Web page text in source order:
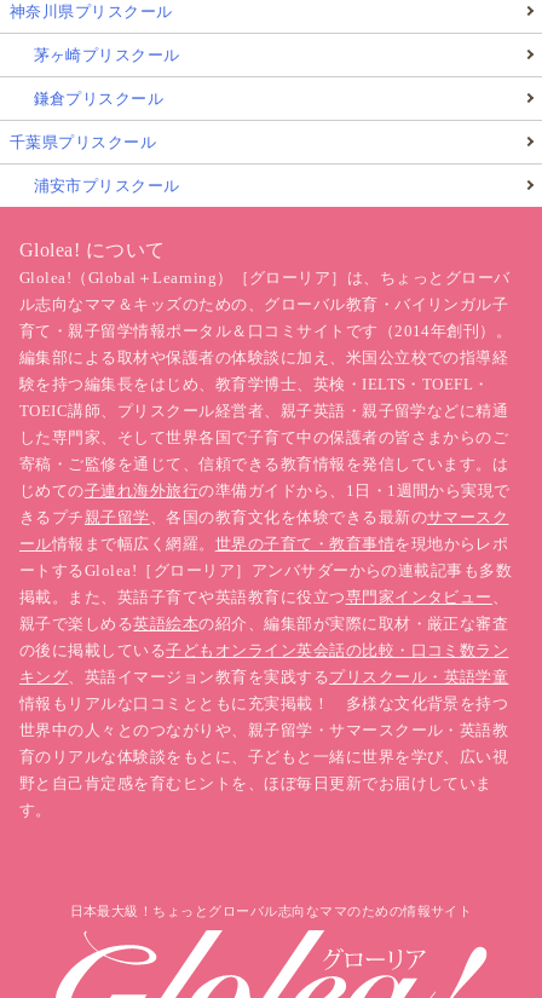
神奈川県プリスクール
茅ヶ崎プリスクール
鎌倉プリスクール
千葉県プリスクール
浦安市プリスクール
Glolea! について
Glolea!（Global＋Learning）［グローリア］は、ちょっとグローバ
ル志向なママ＆キッズのための、グローバル教育・バイリンガル子
育て・親子留学情報ポータル＆口コミサイトです（2014年創刊）。
編集部による取材や保護者の体験談に加え、米国公立校での指導経
験を持つ編集長をはじめ、教育学博士、英検・IELTS・TOEFL・
TOEIC講師、プリスクール経営者、親子英語・親子留学などに精通
した専門家、そして世界各国で子育て中の保護者の皆さまからのご
寄稿・ご監修を通じて、信頼できる教育情報を発信しています。は
じめての子連れ海外旅行の準備ガイドから、1日・1週間から実現で
きるプチ 親子留学 、各国の教育文化を体験できる最新のサマースク
ール情報まで幅広く網羅。 世界の子育て・教育事情を現地からレポ
ートするGlolea!［グローリア］アンバサダーからの連載記事も多数
掲載。また、英語子育てや英語教育に役立つ専門家インタビュー
親子で楽しめる英語絵本の紹介、編集部が実際に取材・厳正な審査
の後に掲載している子どもオンライン英会話の比較・口コミ数ラン
キング 、英語イマージョン教育を実践するプリスクール・英語学童
情報もリアルな口コミとともに充実掲載！ 多様な文化背景を持つ
世界中の人々とのつながりや、親子留学・サマースクール・英語教
育のリアルな体験談をもとに、子どもと一緒に世界を学び、広い視
野と自己肯定感を育むヒントを、ほぼ毎日更新でお届けしていま
す。
日本最大級！ちょっとグローバル志向なママのための情報サイト